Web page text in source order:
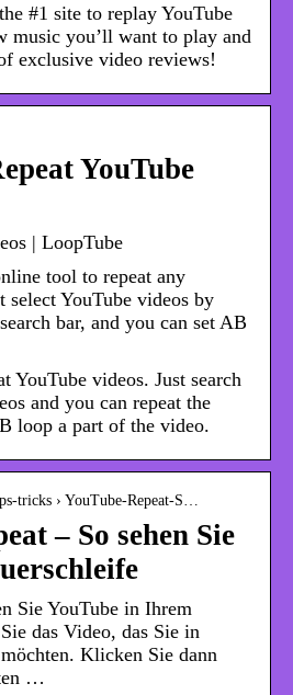
#1 site to replay YouTube
music you’ll want to play and
exclusive video reviews!
YouTube
| LoopTube
tool to repeat any
select YouTube videos by
bar, and you can set AB
YouTube videos. Just search
and you can repeat the
loop a part of the video.
tricks › YouTube-Repeat-S…
– So sehen Sie
Sie YouTube in Ihrem
das Video, das Sie in
Klicken Sie dann
…